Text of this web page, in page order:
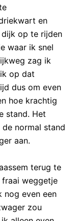
en
op te rijden
waar ik snel
zag ik
op dat
dus om even
hoe krachtig
stand. Het
normal stand
aan.
terug te
fraai weggetje
nog even een
zou